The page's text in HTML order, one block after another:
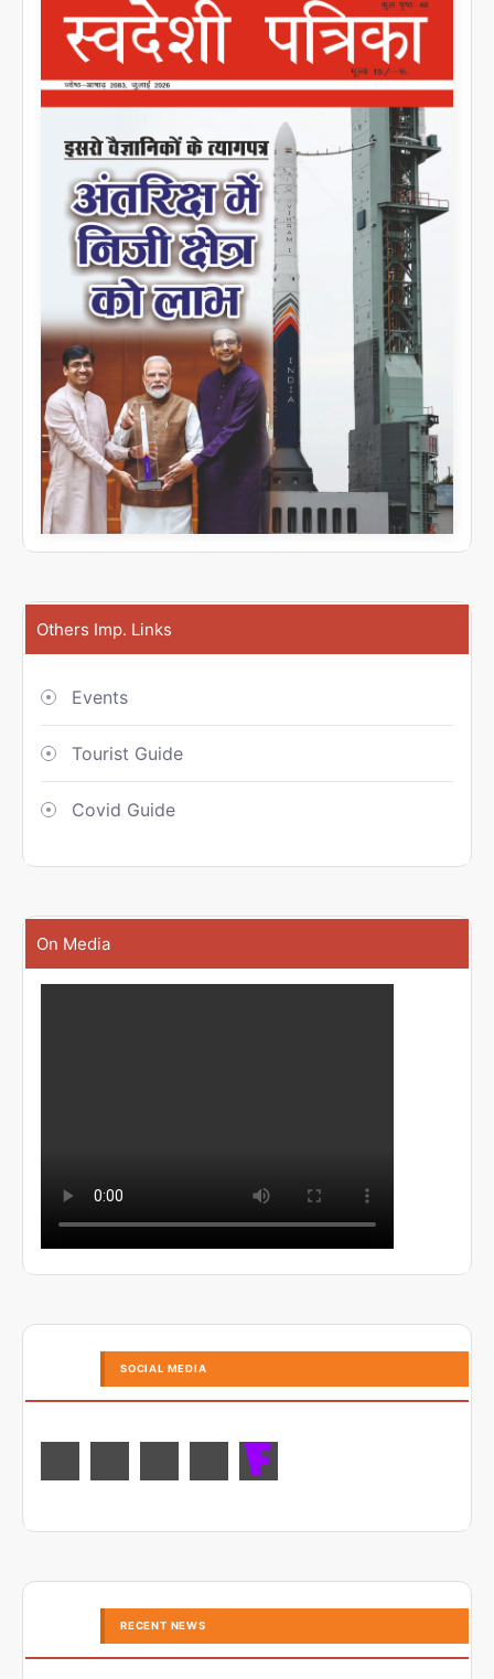
Others Imp. Links
Events
Tourist Guide
Covid Guide
On Media
SOCIAL MEDIA
RECENT NEWS